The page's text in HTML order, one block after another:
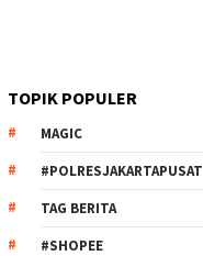
TOPIK POPULER
MAGIC
#POLRESJAKARTAPUSAT
TAG BERITA
#SHOPEE